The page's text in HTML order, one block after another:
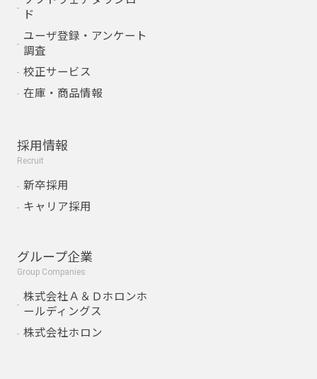
ド
ユーザ登録・アンケート
調査
校正サービス
在庫・商品情報
採用情報
Recruit
新卒採用
キャリア採用
グループ企業
Group Companies
株式会社Ａ＆Ｄホロンホ
ールディングス
株式会社ホロン